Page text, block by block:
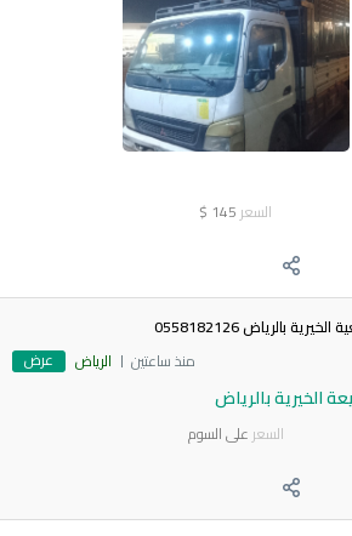
السعر 145
$
بالرياض 0558182126
منذ ساعتين
الرياض عرض
الخيرية بالرياض
السعر على السوم